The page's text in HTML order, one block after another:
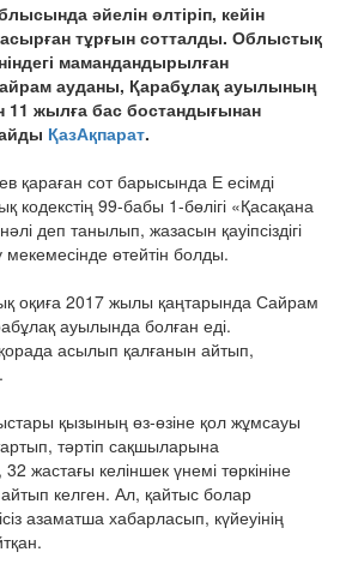
әйелін өлтіріп, кейін
тұрғын сотталды. Облыстық
мамандандырылған
ауданы, Қарабұлақ ауылының
11 жылға бас бостандығынан
ҚазАқпарат.
қараған сот барысында Е есімді
99-бабы 1-бөлігі «Қасақана
деп танылып, жазасын қауіпсіздігі
өтейтін болды.
оқиға 2017 жылы қаңтарында Сайрам
ауылында болған еді.
асылып қалғанын айтып,
қызының өз-өзіне қол жұмсауы
тәртіп сақшыларына
жастағы келіншек үнемі төркініне
келген. Ал, қайтыс болар
азаматша хабарласып, күйеуінің